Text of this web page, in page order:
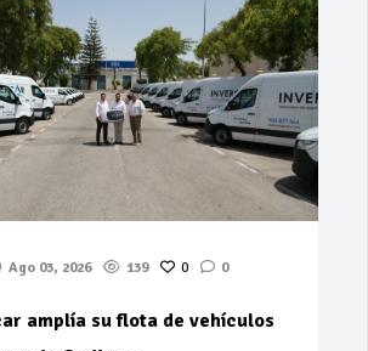
Ago 03, 2026 139 0 0
amplía su flota de vehículos